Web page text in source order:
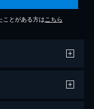
ことがある方は こちら